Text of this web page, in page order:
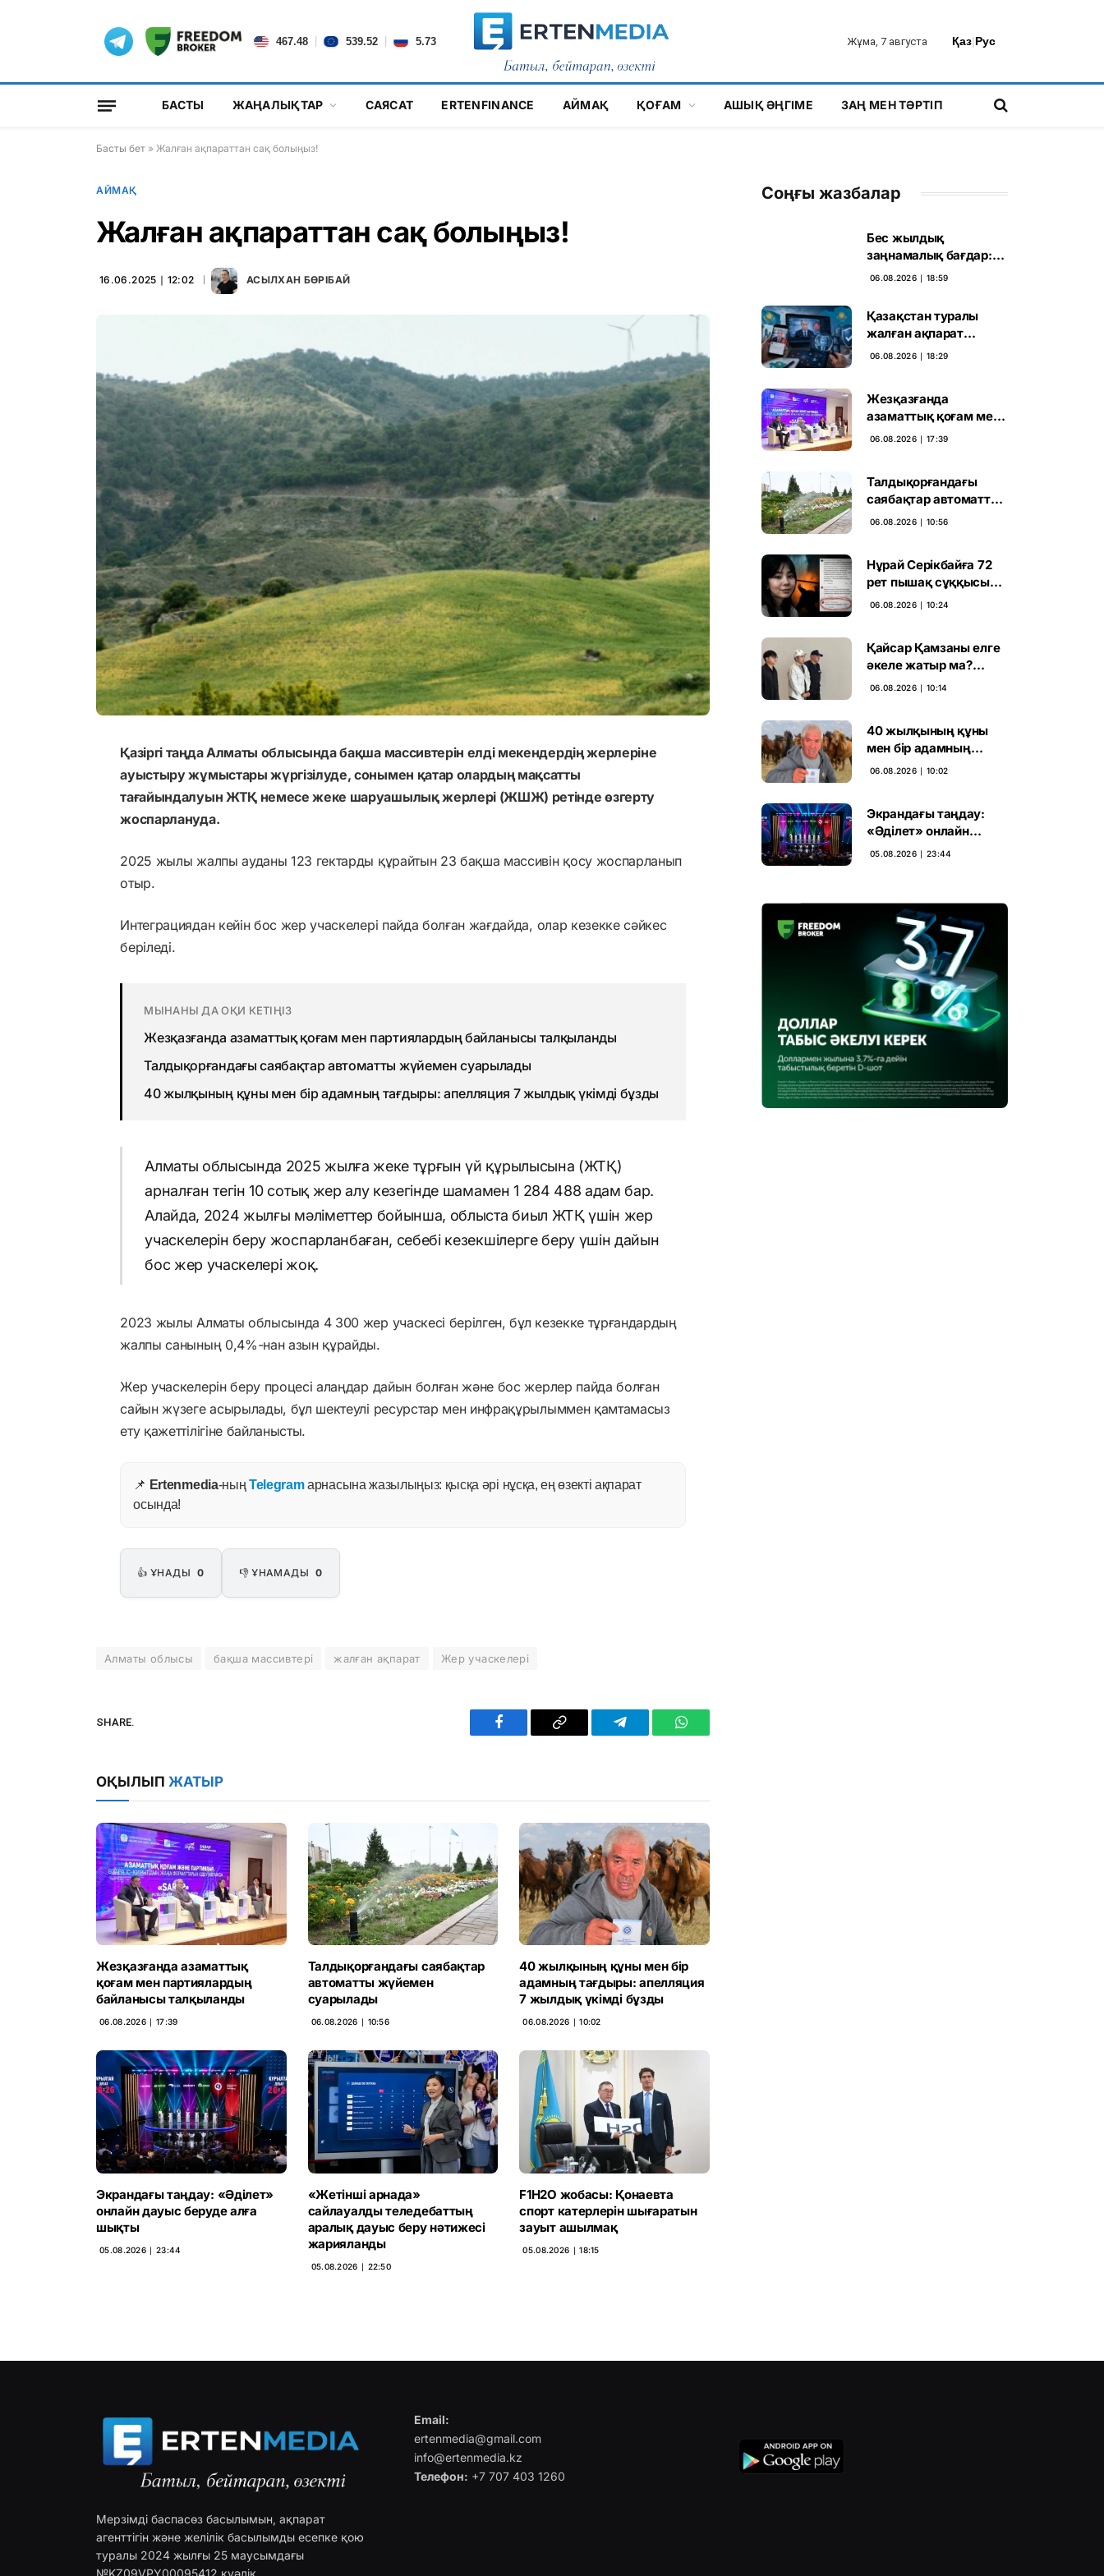
467.48 539.52 5.73 Жұма, 7 августа Қаз|Рус
БАСТЫ ЖАҢАЛЫҚТАР САЯСАТ ERTENFINANCE АЙМАҚ ҚОҒАМ АШЫҚ ӘҢГІМЕ ЗАҢ МЕН ТӘРТІП
Басты бет » Жалған ақпараттан сақ болыңыз!
АЙМАҚ
Жалған ақпараттан сақ болыңыз!
16.06.2025 ∣ 12:02 АСЫЛХАН БӨРІБАЙ
Қазіргі таңда Алматы облысында бақша массивтерін елді мекендердің жерлеріне
ауыстыру жұмыстары жүргізілуде, сонымен қатар олардың мақсатты
тағайындалуын ЖТҚ немесе жеке шаруашылық жерлері (ЖШЖ) ретінде өзгерту
жоспарлануда.
2025 жылы жалпы ауданы 123 гектарды құрайтын 23 бақша массивін қосу жоспарланып
отыр.
Интеграциядан кейін бос жер учаскелері пайда болған жағдайда, олар кезекке сәйкес
беріледі.
МЫНАНЫ ДА ОҚИ КЕТІҢІЗ
Жезқазғанда азаматтық қоғам мен партиялардың байланысы талқыланды
Талдықорғандағы саябақтар автоматты жүйемен суарылады
40 жылқының құны мен бір адамның тағдыры: апелляция 7 жылдық үкімді бұзды
Алматы облысында 2025 жылға жеке тұрғын үй құрылысына (ЖТҚ)
арналған тегін 10 сотық жер алу кезегінде шамамен 1 284 488 адам бар.
Алайда, 2024 жылғы мәліметтер бойынша, облыста биыл ЖТҚ үшін жер
учаскелерін беру жоспарланбаған, себебі кезекшілерге беру үшін дайын
бос жер учаскелері жоқ.
2023 жылы Алматы облысында 4 300 жер учаскесі берілген, бұл кезекке тұрғандардың
жалпы санының 0,4%-нан азын құрайды.
Жер учаскелерін беру процесі алаңдар дайын болған және бос жерлер пайда болған
сайын жүзеге асырылады, бұл шектеулі ресурстар мен инфрақұрылыммен қамтамасыз
ету қажеттілігіне байланысты.
📌 Ertenmedia-ның Telegramарнасына жазылыңыз: қысқа әрі нұсқа, ең өзекті ақпарат
осында!
👍 ҰНАДЫ 0 👎 ҰНАМАДЫ 0
Алматы облысы бақша массивтері жалған ақпарат Жер учаскелері
SHARE.
Facebook Copy
Telegram WhatsApp
ОҚЫЛЫП ЖАТЫР
Жезқазғанда азаматтық
қоғам мен партиялардың
байланысы талқыланды
06.08.2026 ∣ 17:39
Талдықорғандағы саябақтар
автоматты жүйемен
суарылады
06.08.2026 ∣ 10:56
40 жылқының құны мен бір
адамның тағдыры: апелляция
7 жылдық үкімді бұзды
06.08.2026 ∣ 10:02
Экрандағы таңдау: «Әділет»
онлайн дауыс беруде алға
шықты
05.08.2026 ∣ 23:44
«Жетінші арнада»
сайлауалды теледебаттың
аралық дауыс беру нәтижесі
жарияланды
05.08.2026 ∣ 22:50
F1H2O жобасы: Қонаевта
спорт катерлерін шығаратын
зауыт ашылмақ
05.08.2026 ∣ 18:15
Соңғы жазбалар
Бес жылдық
заңнамалық бағдар:
Мелконян Құрылтай
06.08.2026 ∣ 18:59
Қазақстан туралы
жалған ақпарат
таратқан дипфейктер
06.08.2026 ∣ 18:29
Жезқазғанда
азаматтық қоғам мен
партиялардың
06.08.2026 ∣ 17:39
Талдықорғандағы
саябақтар автоматты
жүйемен суарылады
06.08.2026 ∣ 10:56
Нұрай Серікбайға 72
рет пышақ сұққысы
келгенін жазған адам
06.08.2026 ∣ 10:24
Қайсар Қамзаны елге
әкеле жатыр ма?
Атышулы Блогер
06.08.2026 ∣ 10:14
40 жылқының құны
мен бір адамның
тағдыры: апелляция 7
06.08.2026 ∣ 10:02
Экрандағы таңдау:
«Әділет» онлайн
дауыс беруде алға
05.08.2026 ∣ 23:44
Мерзімді баспасөз басылымын, ақпарат
агенттігін және желілік басылымды есепке қою
туралы 2024 жылғы 25 маусымдағы
№KZ09VPY00095412 куәлік.
Email:
ertenmedia@gmail.com
info@ertenmedia.kz
Телефон: +7 707 403 1260